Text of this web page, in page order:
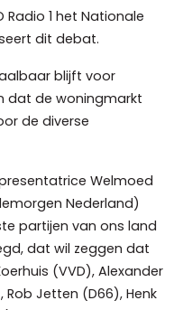
1 het Nationale
dit debat.
blijft voor
dat de woningmarkt
de diverse
Welmoed
Nederland)
partijen van ons land
dat wil zeggen dat
(VVD), Alexander
Rob Jetten (D66), Henk